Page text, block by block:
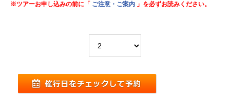
※ツアーお申し込みの前に「 ご注意・ご案内 」を必ずお読みください。